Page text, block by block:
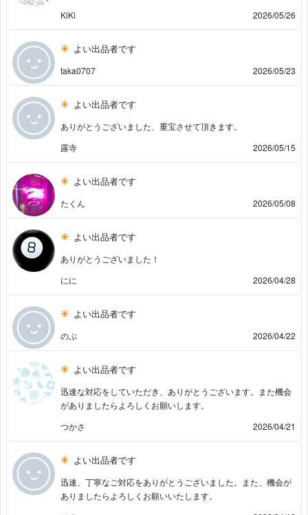
KiKi
2026/05/26
よい出品者です
taka0707 2026/05/23
よい出品者です
ありがとうございました、重宝させて頂きます。
露寺
2026/05/15
よい出品者です
たくん 2026/05/08
よい出品者です
ありがとうございました！
にに
2026/04/28
よい出品者です
のぷ 2026/04/22
よい出品者です
迅速な対応をしていただき、ありがとうございます。また機会
がありましたらよろしくお願いします。
つかさ
2026/04/21
よい出品者です
迅速、丁寧なご対応をありがとうございました。また、機会が
ありましたらよろしくお願いいたします。